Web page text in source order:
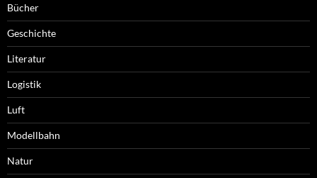
Bücher
Geschichte
Literatur
Logistik
Luft
Modellbahn
Natur